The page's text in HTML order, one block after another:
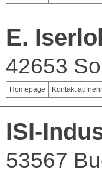
E.
42653
Homepage Kontakt
ISI-
53567